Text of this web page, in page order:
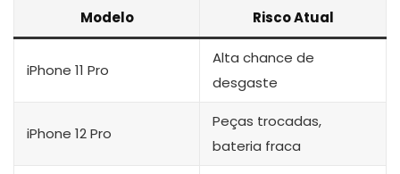
Modelo Risco Atual
iPhone 11 Pro
Alta chance de
desgaste
iPhone 12 Pro
Peças trocadas,
bateria fraca